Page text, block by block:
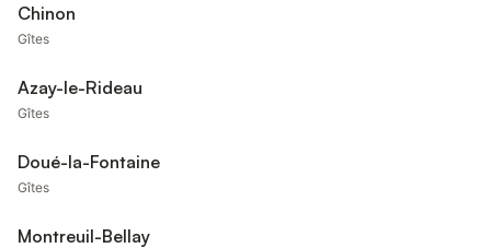
Chinon
Gîtes
Azay-le-Rideau
Gîtes
Doué-la-Fontaine
Gîtes
Montreuil-Bellay